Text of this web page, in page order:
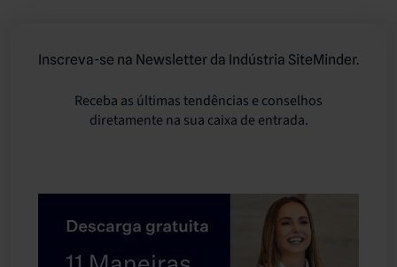
Inscreva-se na Newsletter da Indústria SiteMinder.
Receba as últimas tendências e conselhos
diretamente na sua caixa de entrada.